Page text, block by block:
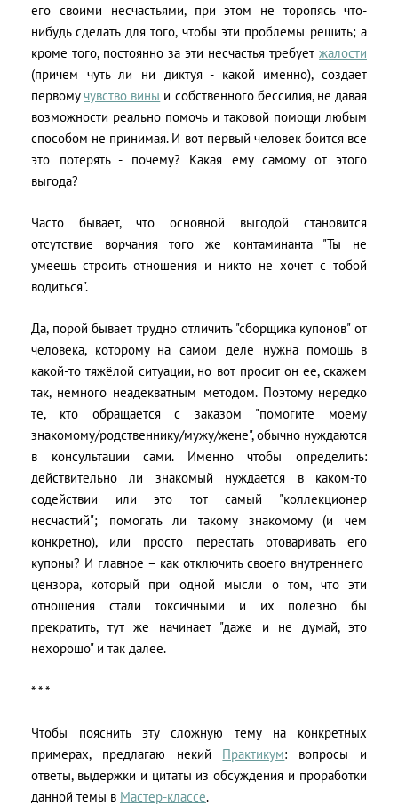
его своими несчастьями, при этом не торопясь что-
нибудь сделать для того, чтобы эти проблемы решить; а
кроме того, постоянно за эти несчастья требует жалости
(причем чуть ли ни диктуя - какой именно), создает
первомучувство вины и собственного бессилия, не давая
возможности реально помочь и таковой помощи любым
способом не принимая. И вот первый человек боится все
это потерять - почему? Какая ему самому от этого
выгода?
Часто бывает, что основной выгодой становится
отсутствие ворчания того же контаминанта "Ты не
умеешь строить отношения и никто не хочет с тобой
водиться".
Да, порой бывает трудно отличить "сборщика купонов" от
человека, которому на самом деле нужна помощь в
какой-то тяжёлой ситуации, но вот просит он ее, скажем
так, немного неадекватным методом. Поэтому нередко
те, кто обращается с заказом "помогите моему
знакомому/родственнику/мужу/жене", обычно нуждаются
в консультации сами. Именно чтобы определить:
действительно ли знакомый нуждается в каком-то
содействии или это тот самый "коллекционер
несчастий"; помогать ли такому знакомому (и чем
конкретно), или просто перестать отоваривать его
купоны? И главное – как отключить своего внутреннего
цензора, который при одной мысли о том, что эти
отношения стали токсичными и их полезно бы
прекратить, тут же начинает "даже и не думай, это
нехорошо" и так далее.
* * *
Чтобы пояснить эту сложную тему на конкретных
примерах, предлагаю некий Практикум: вопросы и
ответы, выдержки и цитаты из обсуждения и проработки
данной темы в Мастер-классе.